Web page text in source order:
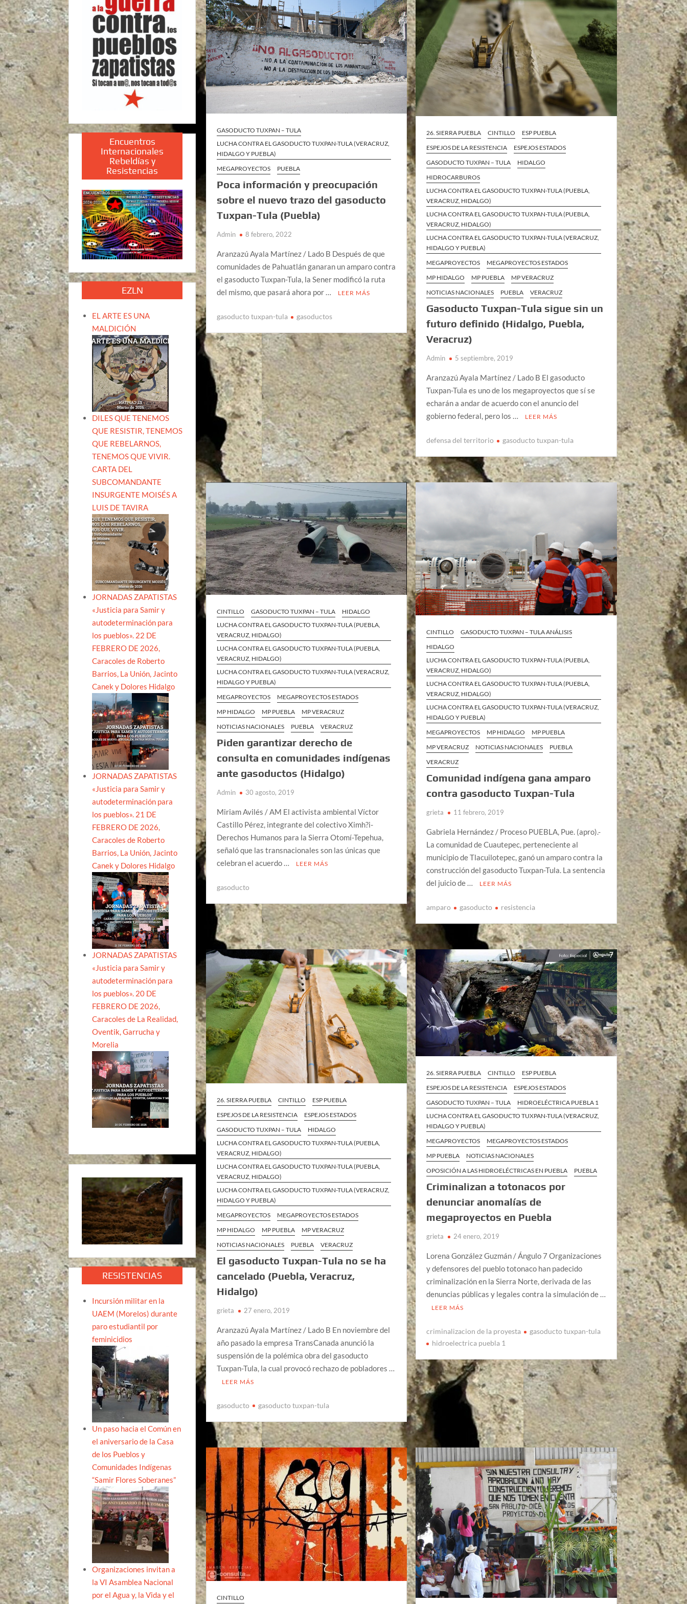
GASODUCTO TUXPAN – TULA
LUCHA CONTRA EL GASODUCTO TUXPAN-TULA (VERACRUZ,
HIDALGO Y PUEBLA)
MEGAPROYECTOS
PUEBLA
Poca información y preocupación
sobre el nuevo trazo del gasoducto
Tuxpan-Tula (Puebla)
Admin 8 febrero, 2022
Aranzazú Ayala Martínez / Lado B Después de que
comunidades de Pahuatlán ganaran un amparo contra
el gasoducto Tuxpan-Tula, la Sener modificó la ruta
del mismo, que pasará ahora por …
LEER MÁS
gasoducto tuxpan-tula gasoductos
26. SIERRA PUEBLA CINTILLO
ESP PUEBLA
ESPEJOS DE LA RESISTENCIA
ESPEJOS ESTADOS
GASODUCTO TUXPAN – TULA
HIDALGO
HIDROCARBUROS
LUCHA CONTRA EL GASODUCTO TUXPAN-TULA (PUEBLA,
VERACRUZ, HIDALGO)
LUCHA CONTRA EL GASODUCTO TUXPAN-TULA (PUEBLA,
VERACRUZ, HIDALGO)
LUCHA CONTRA EL GASODUCTO TUXPAN-TULA (VERACRUZ,
HIDALGO Y PUEBLA)
MEGAPROYECTOS
MEGAPROYECTOS ESTADOS
MP HIDALGO
MP PUEBLA
MP VERACRUZ
NOTICIAS NACIONALES
PUEBLA VERACRUZ
Gasoducto Tuxpan-Tula sigue sin un
futuro definido (Hidalgo, Puebla,
Veracruz)
Admin 5 septiembre, 2019
Aranzazú Ayala Martínez / Lado B El gasoducto
Tuxpan-Tula es uno de los megaproyectos que sí se
echarán a andar de acuerdo con el anuncio del
gobierno federal, pero los …
LEER MÁS
defensa del territorio gasoducto tuxpan-tula
CINTILLO GASODUCTO TUXPAN – TULA
HIDALGO
LUCHA CONTRA EL GASODUCTO TUXPAN-TULA (PUEBLA,
VERACRUZ, HIDALGO)
LUCHA CONTRA EL GASODUCTO TUXPAN-TULA (PUEBLA,
VERACRUZ, HIDALGO)
LUCHA CONTRA EL GASODUCTO TUXPAN-TULA (VERACRUZ,
HIDALGO Y PUEBLA)
MEGAPROYECTOS
MEGAPROYECTOS ESTADOS
MP HIDALGO
MP PUEBLA
MP VERACRUZ
NOTICIAS NACIONALES
PUEBLA VERACRUZ
Piden garantizar derecho de
consulta en comunidades indígenas
ante gasoductos (Hidalgo)
Admin 30 agosto, 2019
Miriam Avilés / AM El activista ambiental Víctor
Castillo Pérez, integrante del colectivo Ximh?i-
Derechos Humanos para la Sierra Otomí-Tepehua,
señaló que las transnacionales son las únicas que
celebran el acuerdo …
LEER MÁS
gasoducto
CINTILLO
GASODUCTO TUXPAN – TULA ANÁLISIS
HIDALGO
LUCHA CONTRA EL GASODUCTO TUXPAN-TULA (PUEBLA,
VERACRUZ, HIDALGO)
LUCHA CONTRA EL GASODUCTO TUXPAN-TULA (PUEBLA,
VERACRUZ, HIDALGO)
LUCHA CONTRA EL GASODUCTO TUXPAN-TULA (VERACRUZ,
HIDALGO Y PUEBLA)
MEGAPROYECTOS
MP HIDALGO
MP PUEBLA
MP VERACRUZ
NOTICIAS NACIONALES
PUEBLA
VERACRUZ
Comunidad indígena gana amparo
contra gasoducto Tuxpan-Tula
grieta 11 febrero, 2019
Gabriela Hernández / Proceso PUEBLA, Pue. (apro).-
La comunidad de Cuautepec, perteneciente al
municipio de Tlacuilotepec, ganó un amparo contra la
construcción del gasoducto Tuxpan-Tula. La sentencia
del juicio de …
LEER MÁS
amparo gasoducto resistencia
26. SIERRA PUEBLA CINTILLO
ESP PUEBLA
ESPEJOS DE LA RESISTENCIA
ESPEJOS ESTADOS
GASODUCTO TUXPAN – TULA
HIDALGO
LUCHA CONTRA EL GASODUCTO TUXPAN-TULA (PUEBLA,
VERACRUZ, HIDALGO)
LUCHA CONTRA EL GASODUCTO TUXPAN-TULA (PUEBLA,
VERACRUZ, HIDALGO)
LUCHA CONTRA EL GASODUCTO TUXPAN-TULA (VERACRUZ,
HIDALGO Y PUEBLA)
MEGAPROYECTOS
MEGAPROYECTOS ESTADOS
MP HIDALGO
MP PUEBLA
MP VERACRUZ
NOTICIAS NACIONALES
PUEBLA VERACRUZ
El gasoducto Tuxpan-Tula no se ha
cancelado (Puebla, Veracruz,
Hidalgo)
grieta 27 enero, 2019
Aranzazú Ayala Martínez / Lado B En noviembre del
año pasado la empresa TransCanada anunció la
suspensión de la polémica obra del gasoducto
Tuxpan-Tula, la cual provocó rechazo de pobladores …
LEER MÁS
gasoducto gasoducto tuxpan-tula
26. SIERRA PUEBLA CINTILLO
ESP PUEBLA
ESPEJOS DE LA RESISTENCIA
ESPEJOS ESTADOS
GASODUCTO TUXPAN – TULA
HIDROELÉCTRICA PUEBLA 1
LUCHA CONTRA EL GASODUCTO TUXPAN-TULA (VERACRUZ,
HIDALGO Y PUEBLA)
MEGAPROYECTOS
MEGAPROYECTOS ESTADOS
MP PUEBLA
NOTICIAS NACIONALES
OPOSICIÓN A LAS HIDROELÉCTRICAS EN PUEBLA
PUEBLA
Criminalizan a totonacos por
denunciar anomalías de
megaproyectos en Puebla
grieta 24 enero, 2019
Lorena González Guzmán / Ángulo 7 Organizaciones
y defensores del pueblo totonaco han padecido
criminalización en la Sierra Norte, derivada de las
denuncias públicas y legales contra la simulación de …
LEER MÁS
criminalizacion de la proyesta
gasoducto tuxpan-tula
hidroelectrica puebla 1
CINTILLO
Encuentros
Internacionales
Rebeldías y
Resistencias
EZLN
EL ARTE ES UNA
MALDICIÓN
DILES QUE TENEMOS
QUE RESISTIR, TENEMOS
QUE REBELARNOS,
TENEMOS QUE VIVIR.
CARTA DEL
SUBCOMANDANTE
INSURGENTE MOISÉS A
LUIS DE TAVIRA
JORNADAS ZAPATISTAS
«Justicia para Samir y
autodeterminación para
los pueblos». 22 DE
FEBRERO DE 2026,
Caracoles de Roberto
Barrios, La Unión, Jacinto
Canek y Dolores Hidalgo
JORNADAS ZAPATISTAS
«Justicia para Samir y
autodeterminación para
los pueblos». 21 DE
FEBRERO DE 2026,
Caracoles de Roberto
Barrios, La Unión, Jacinto
Canek y Dolores Hidalgo
JORNADAS ZAPATISTAS
«Justicia para Samir y
autodeterminación para
los pueblos». 20 DE
FEBRERO DE 2026,
Caracoles de La Realidad,
Oventik, Garrucha y
Morelia
RESISTENCIAS
Incursión militar en la
UAEM (Morelos) durante
paro estudiantil por
feminicidios
Un paso hacia el Común en
el aniversario de la Casa
de los Pueblos y
Comunidades Indígenas
“Samir Flores Soberanes”
Organizaciones invitan a
la VI Asamblea Nacional
por el Agua y, la Vida y el